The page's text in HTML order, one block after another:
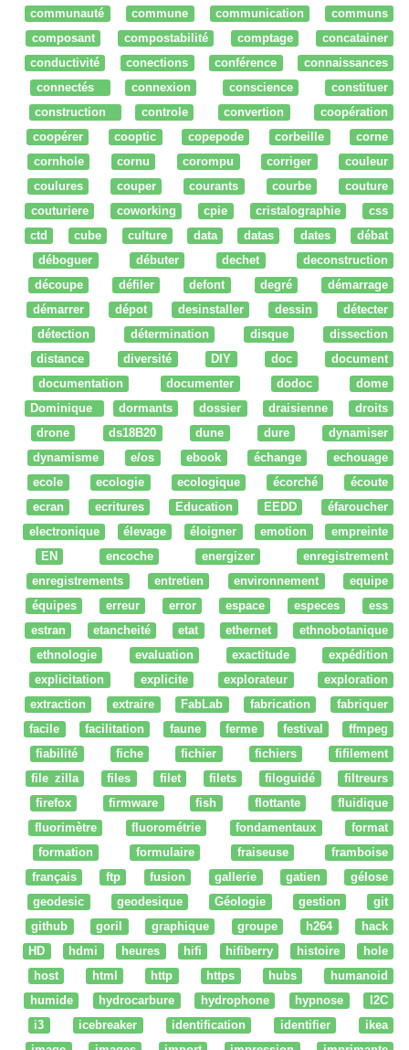
communauté
commune communication
communs
composant
compostabilité comptage
concatainer
conductivité
conections conférence
connaissances
connectés
connexion conscience
constituer
construction
controle convertion
coopération
coopérer
cooptic copepode corbeille
corne
cornhole
cornu corompu corriger
couleur
coulures
couper courants courbe
couture
couturiere
coworking cpie cristalographie
css
ctd
cube culture data datas dates
débat
déboguer
débuter dechet
deconstruction
découpe
défiler defont degré
démarrage
démarrer
dépot desinstaller dessin
détecter
détection
détermination disque
dissection
distance
diversité DIY doc
document
documentation
documenter dodoc
dome
Dominique
dormants dossier draisienne
droits
drone
ds18B20 dune dure
dynamiser
dynamisme
e/os ebook échange
echouage
ecole
ecologie ecologique écorché
écoute
ecran
ecritures Education EEDD
éfaroucher
electronique
élevage éloigner emotion
empreinte
EN
encoche energizer
enregistrement
enregistrements
entretien environnement
equipe
équipes
erreur error espace especes
ess
estran
etancheité etat ethernet
ethnobotanique
ethnologie
evaluation exactitude
expédition
explicitation
explicite explorateur
exploration
extraction
extraire FabLab fabrication
fabriquer
facile
facilitation faune ferme festival
ffmpeg
fiabilité
fiche fichier fichiers
fifilement
file zilla
files filet filets filoguidé
filtreurs
firefox
firmware fish flottante
fluidique
fluorimètre
fluorométrie fondamentaux
format
formation
formulaire fraiseuse
framboise
français
ftp fusion gallerie gatien
gélose
geodesic
geodesique Géologie gestion
git
github
goril graphique groupe h264
hack
HD
hdmi heures hifi hifiberry histoire
hole
host
html http https hubs
humanoid
humide
hydrocarbure hydrophone hypnose
I2C
i3
icebreaker identification identifier
ikea